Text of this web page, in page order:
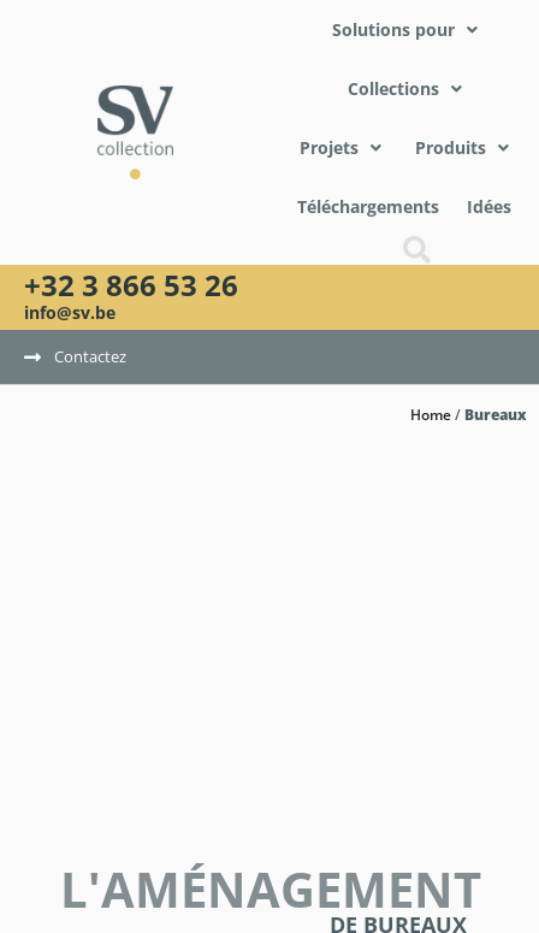
Solutions pour
Collections
Projets Produits
Téléchargements Idées
+32 3 866 53 26
info@sv.be
Contactez
Home/ Bureaux
L'AMÉNAGEMENT
DE BUREAUX